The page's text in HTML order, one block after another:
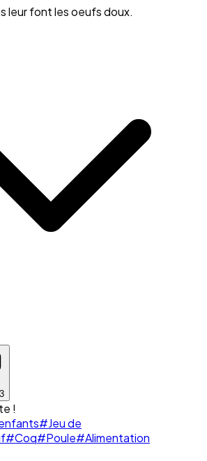
leur font les oeufs doux.
3
!
#Jeu de
#Coq#Poule#Alimentation